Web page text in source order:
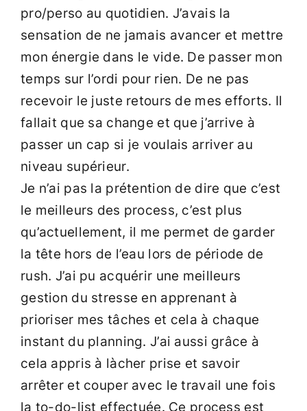
pro/perso au quotidien. J’avais la
sensation de ne jamais avancer et mettre
mon énergie dans le vide. De passer mon
temps sur l’ordi pour rien. De ne pas
recevoir le juste retours de mes efforts. Il
fallait que sa change et que j’arrive à
passer un cap si je voulais arriver au
niveau supérieur.
Je n’ai pas la prétention de dire que c’est
le meilleurs des process, c’est plus
qu’actuellement, il me permet de garder
la tête hors de l’eau lors de période de
rush. J’ai pu acquérir une meilleurs
gestion du stresse en apprenant à
prioriser mes tâches et cela à chaque
instant du planning. J’ai aussi grâce à
cela appris à làcher prise et savoir
arrêter et couper avec le travail une fois
la to-do-list effectuée. Ce process est